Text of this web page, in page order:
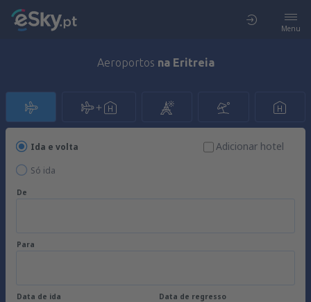
Menu
Aeroportos na Eritreia
Ida e volta
Só ida
Adicionar hotel
De
Para
Data de ida Data de regresso